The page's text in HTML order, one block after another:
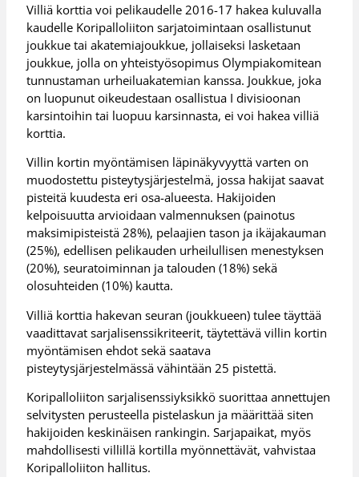
Villiä korttia voi pelikaudelle 2016-17 hakea kuluvalla
kaudelle Koripalloliiton sarjatoimintaan osallistunut
joukkue tai akatemiajoukkue, jollaiseksi lasketaan
joukkue, jolla on yhteistyösopimus Olympiakomitean
tunnustaman urheiluakatemian kanssa. Joukkue, joka
on luopunut oikeudestaan osallistua I divisioonan
karsintoihin tai luopuu karsinnasta, ei voi hakea villiä
korttia.
Villin kortin myöntämisen läpinäkyvyyttä varten on
muodostettu pisteytysjärjestelmä, jossa hakijat saavat
pisteitä kuudesta eri osa-alueesta. Hakijoiden
kelpoisuutta arvioidaan valmennuksen (painotus
maksimipisteistä 28%), pelaajien tason ja ikäjakauman
(25%), edellisen pelikauden urheilullisen menestyksen
(20%), seuratoiminnan ja talouden (18%) sekä
olosuhteiden (10%) kautta.
Villiä korttia hakevan seuran (joukkueen) tulee täyttää
vaadittavat sarjalisenssikriteerit, täytettävä villin kortin
myöntämisen ehdot sekä saatava
pisteytysjärjestelmässä vähintään 25 pistettä.
Koripalloliiton sarjalisenssiyksikkö suorittaa annettujen
selvitysten perusteella pistelaskun ja määrittää siten
hakijoiden keskinäisen rankingin. Sarjapaikat, myös
mahdollisesti villillä kortilla myönnettävät, vahvistaa
Koripalloliiton hallitus.